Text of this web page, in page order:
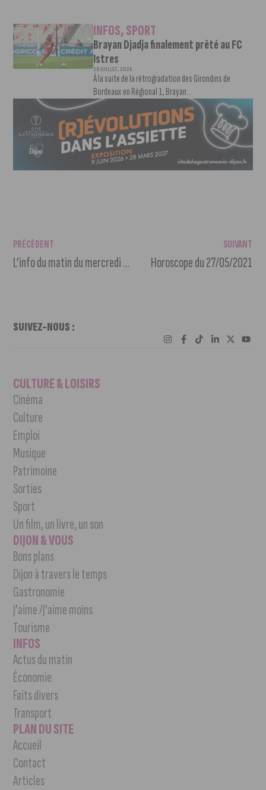
INFOS,SPORT
Brayan Djadja finalement prêté au FC
Istres
28 JUILLET, 2026
À la suite de la rétrogradation des Girondins de
Bordeaux en Régional 1, Brayan...
PRÉCÉDENT
L’info du matin du mercredi 26 mai 2021
SUIVANT
Horoscope du 27/05/2021
SUIVEZ-NOUS :
CULTURE & LOISIRS
Cinéma
Culture
Emploi
Musique
Patrimoine
Sorties
Sport
Un film, un livre, un son
DIJON & VOUS
Bons plans
Dijon à travers le temps
Gastronomie
J’aime /J’aime moins
Tourisme
INFOS
Actus du matin
Économie
Faits divers
Transport
PLAN DU SITE
Accueil
Contact
Articles